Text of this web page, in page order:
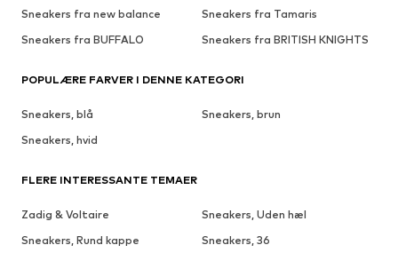
Sneakers fra new balance
Sneakers fra Tamaris
Sneakers fra BUFFALO
Sneakers fra BRITISH KNIGHTS
POPULÆRE FARVER I DENNE KATEGORI
Sneakers, blå
Sneakers, brun
Sneakers, hvid
FLERE INTERESSANTE TEMAER
Zadig & Voltaire
Sneakers, Uden hæl
Sneakers, Rund kappe
Sneakers, 36